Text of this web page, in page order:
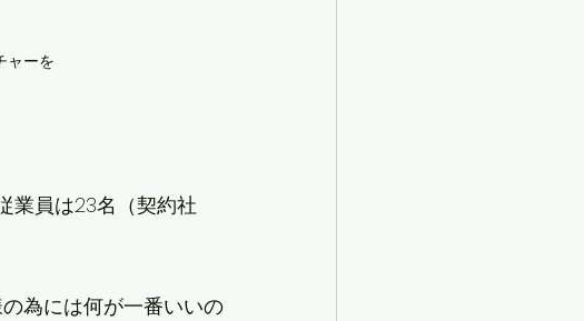
ャーを
業員は23名（契約社
為には何が一番いいの